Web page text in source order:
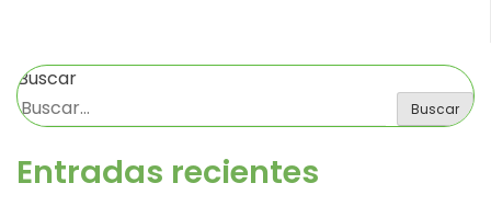
Buscar
Buscar
Entradas recientes